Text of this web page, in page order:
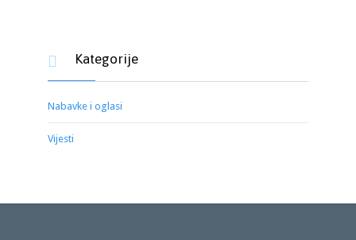
 Kategorije
Nabavke i oglasi
Vijesti